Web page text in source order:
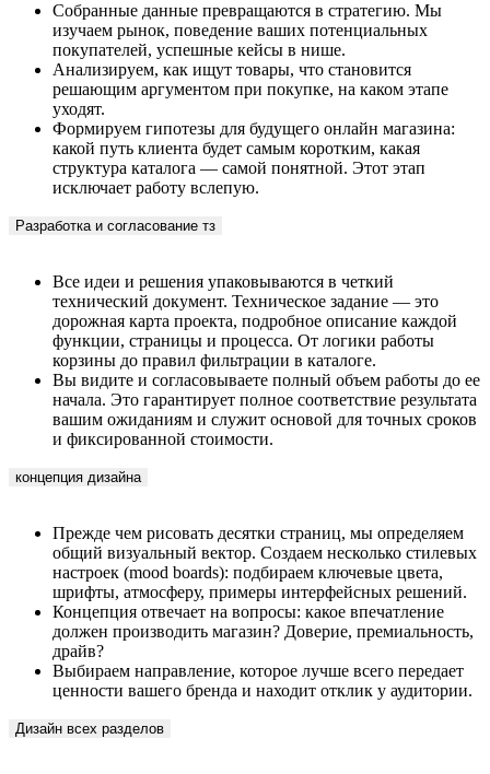
Собранные данные превращаются в стратегию. Мы
изучаем рынок, поведение ваших потенциальных
покупателей, успешные кейсы в нише.
Анализируем, как ищут товары, что становится
решающим аргументом при покупке, на каком этапе
уходят.
Формируем гипотезы для будущего онлайн магазина:
какой путь клиента будет самым коротким, какая
структура каталога — самой понятной. Этот этап
исключает работу вслепую.
Разработка и согласование тз
Все идеи и решения упаковываются в четкий
технический документ. Техническое задание — это
дорожная карта проекта, подробное описание каждой
функции, страницы и процесса. От логики работы
корзины до правил фильтрации в каталоге.
Вы видите и согласовываете полный объем работы до ее
начала. Это гарантирует полное соответствие результата
вашим ожиданиям и служит основой для точных сроков
и фиксированной стоимости.
концепция дизайна
Прежде чем рисовать десятки страниц, мы определяем
общий визуальный вектор. Создаем несколько стилевых
настроек (mood boards): подбираем ключевые цвета,
шрифты, атмосферу, примеры интерфейсных решений.
Концепция отвечает на вопросы: какое впечатление
должен производить магазин? Доверие, премиальность,
драйв?
Выбираем направление, которое лучше всего передает
ценности вашего бренда и находит отклик у аудитории.
Дизайн всех разделов